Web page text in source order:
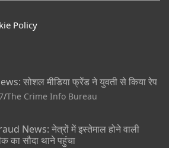
Policy
सोशल मीडिया फ्रेंड ने युवती से किया रेप
The Crime Info Bureau
News: नेत्रों में इस्तेमाल होने वाली
का सौदा थाने पहुंचा